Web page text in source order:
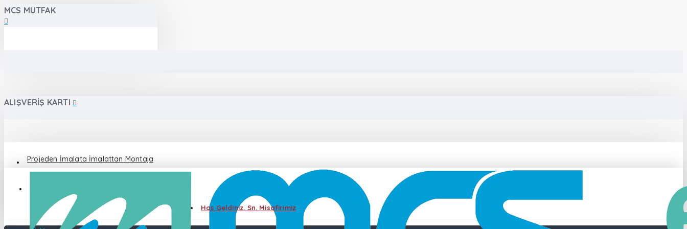
MCS MUTFAK
ALIŞVERIŞ KARTI
Projeden İmalata İmalattan Montaja
Hoş Geldiniz. Sn. Misafirimiz